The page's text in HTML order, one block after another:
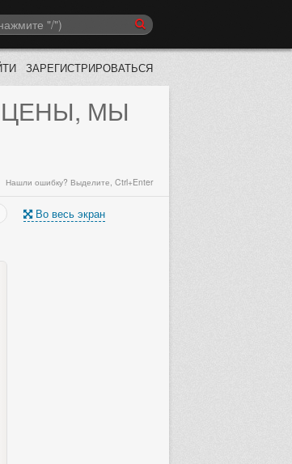
ЗАРЕГИСТРИРОВАТЬСЯ
ЦЕНЫ, МЫ
Нашли ошибку? Выделите, Ctrl+Enter
Во весь экран